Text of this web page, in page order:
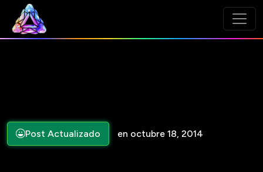
Post Actualizado en octubre 18, 2014